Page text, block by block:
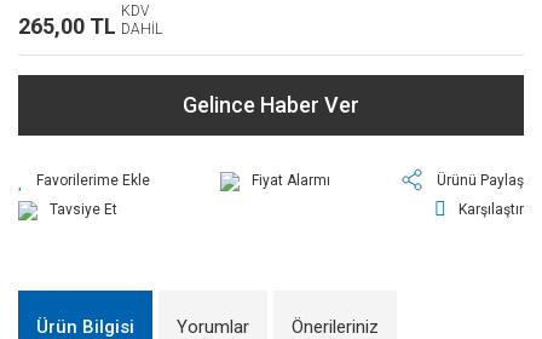
265,00 TL
KDV
DAHİL
Gelince Haber Ver
Fiyat Alarmı
Ürünü Paylaş
Tavsiye Et
Karşılaştır
Ürün Bilgisi Yorumlar Önerileriniz